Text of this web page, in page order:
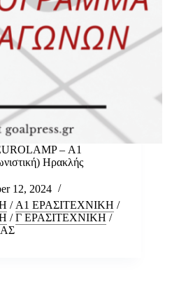
– Α1
Ηρακλής
12, 2024
/ Α1 ΕΡΑΣΙΤΕΧΝΙΚΗ /
/Γ ΕΡΑΣΙΤΕΧΝΙΚΗ /